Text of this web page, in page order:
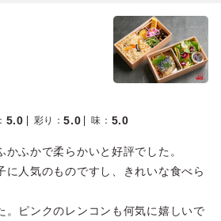
： 5.0 彩り ：5.0 味 ： 5.0
ふかで柔らかいと好評でした。
に人気のものですし、きれいな食べら
。ピンクのレンコンも何気に嬉しいで